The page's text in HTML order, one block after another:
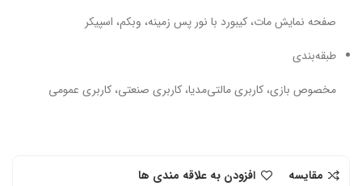
صفحه نمایش مات، کیبورد با نور پس زمینه، وبکم، اسپیکر
طبقه‌بندی
مخصوص بازی، کاربری مالتی‌مدیا، کاربری صنعتی، کاربری عمومی
مقایسه
افزودن به علاقه مندی ها